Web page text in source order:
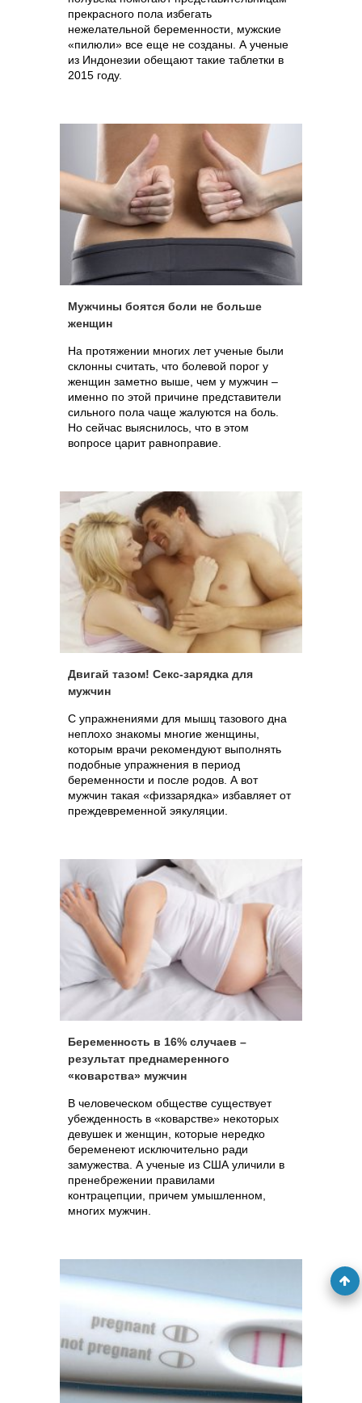
прекрасного пола избегать
нежелательной беременности, мужские
«пилюли» все еще не созданы. А ученые
из Индонезии обещают такие таблетки в
2015 году.
Мужчины боятся боли не больше
женщин
На протяжении многих лет ученые были
склонны считать, что болевой порог у
женщин заметно выше, чем у мужчин –
именно по этой причине представители
сильного пола чаще жалуются на боль.
Но сейчас выяснилось, что в этом
вопросе царит равноправие.
Двигай тазом! Секс-зарядка для
мужчин
С упражнениями для мышц тазового дна
неплохо знакомы многие женщины,
которым врачи рекомендуют выполнять
подобные упражнения в период
беременности и после родов. А вот
мужчин такая «физзарядка» избавляет от
преждевременной эякуляции.
Беременность в 16% случаев –
результат преднамеренного
«коварства» мужчин
В человеческом обществе существует
убежденность в «коварстве» некоторых
девушек и женщин, которые нередко
беременеют исключительно ради
замужества. А ученые из США уличили в
пренебрежении правилами
контрацепции, причем умышленном,
многих мужчин.